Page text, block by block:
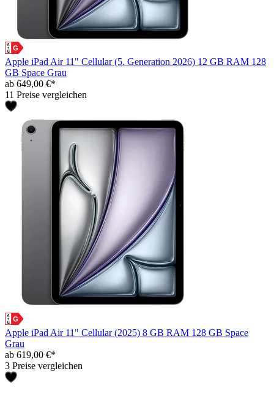
Apple iPad Air 11" Cellular (5. Generation 2026) 12 GB RAM 128
GB Space Grau
ab 649,00 €*
11 Preise vergleichen
Apple iPad Air 11" Cellular (2025) 8 GB RAM 128 GB Space
Grau
ab 619,00 €*
3 Preise vergleichen